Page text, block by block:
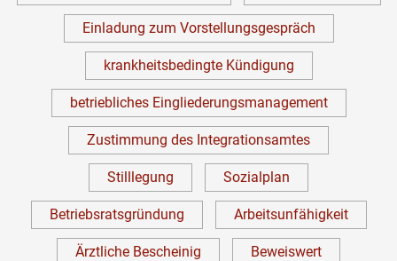
Einladung zum Vorstellungsgespräch
krankheitsbedingte Kündigung
betriebliches Eingliederungsmanagement
Zustimmung des Integrationsamtes
Stilllegung Sozialplan
Betriebsratsgründung Arbeitsunfähigkeit
Ärztliche Bescheinig Beweiswert